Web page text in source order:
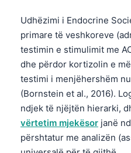
Udhëzimi i Endocrine
primare të veshkoreve
testimin e stimulimit me
dhe përdor kortizolin e
testimi i menjëhershëm
(Bornstein et al., 2016).
ndjek të njëjtën hierarki,
vërtetim mjekësor janë
përshtatur me analizën
Português
Ελληνικά
Türkçe
Română
简体中文
فارسی
Български